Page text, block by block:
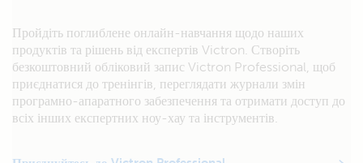
Пройдіть поглиблене онлайн-навчання щодо наших
продуктів та рішень від експертів Victron. Створіть
безкоштовний обліковий запис Victron Professional, щоб
приєднатися до тренінгів, переглядати журнали змін
програмно-апаратного забезпечення та отримати доступ до
всіх інших експертних ноу-хау та інструментів.